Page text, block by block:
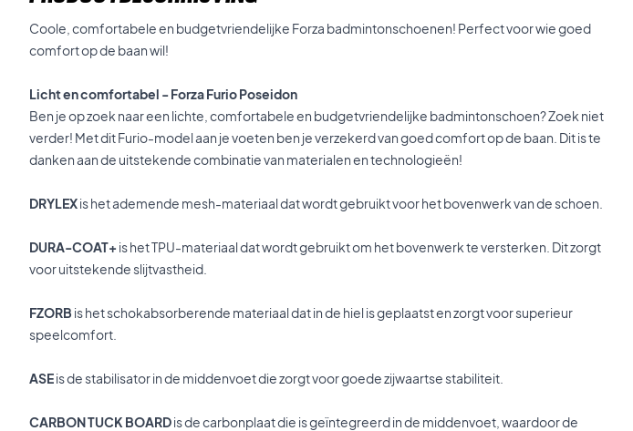
Coole, comfortabele en budgetvriendelijke Forza badmintonschoenen! Perfect voor wie goed
comfort op de baan wil!
Licht en comfortabel - Forza Furio Poseidon
Ben je op zoek naar een lichte, comfortabele en budgetvriendelijke badmintonschoen? Zoek niet
verder! Met dit Furio-model aan je voeten ben je verzekerd van goed comfort op de baan. Dit is te
danken aan de uitstekende combinatie van materialen en technologieën!
DRYLEXis het ademende mesh-materiaal dat wordt gebruikt voor het bovenwerk van de schoen.
DURA-COAT+is het TPU-materiaal dat wordt gebruikt om het bovenwerk te versterken. Dit zorgt
voor uitstekende slijtvastheid.
FZORB is het schokabsorberende materiaal dat in de hiel is geplaatst en zorgt voor superieur
speelcomfort.
ASEis de stabilisator in de middenvoet die zorgt voor goede zijwaartse stabiliteit.
CARBON TUCK BOARDis de carbonplaat die is geïntegreerd in de middenvoet, waardoor de